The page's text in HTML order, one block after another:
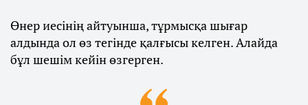
Өнер иесінің айтуынша, тұрмысқа шығар
алдында ол өз тегінде қалғысы келген. Алайда
бұл шешім кейін өзгерген.